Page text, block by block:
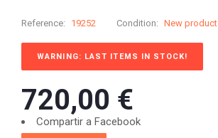
Reference: 19252 Condition: New product
WARNING: LAST ITEMS IN STOCK!
720,00 €
Compartir a Facebook